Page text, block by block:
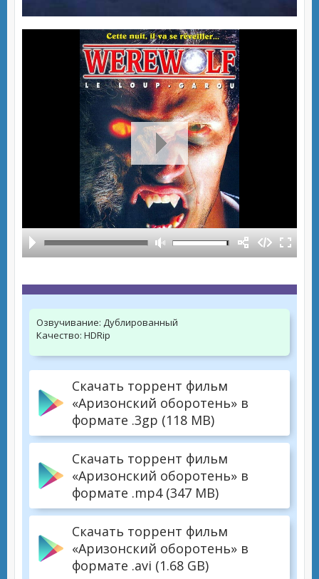
Озвучивание: Дублированный
Качество: HDRip
Скачать торрент фильм
«Аризонский оборотень» в
формате .3gp (118 MB)
Скачать торрент фильм
«Аризонский оборотень» в
формате .mp4 (347 MB)
Скачать торрент фильм
«Аризонский оборотень» в
формате .avi (1.68 GB)